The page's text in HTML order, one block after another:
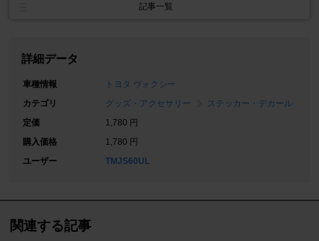
記事一覧
詳細データ
車種情報
トヨタ ヴォクシー
カテゴリ
グッズ・アクセサリー
ステッカー・デカール
定価
1,780 円
購入価格
1,780 円
ユーザー
TMJS60UL
関連する記事